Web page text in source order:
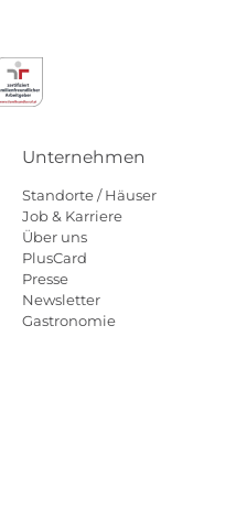
Unternehmen
Standorte / Häuser
Job & Karriere
Über uns
PlusCard
Presse
Newsletter
Gastronomie